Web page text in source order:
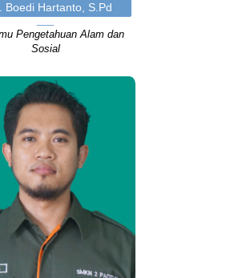
Boedi Hartanto, S.Pd
Pengetahuan Alam dan
Sosial